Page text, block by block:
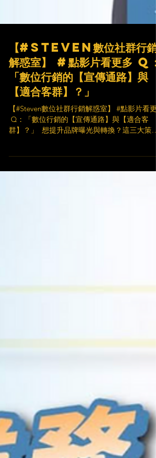
【#Steven數位社群行銷
解惑室】 #點影片看更多​ Q：
「數位行銷的【宣傳通路】與
【適合客群】？」​
【#Steven數位社群行銷解惑室】 #點影片看更
​ Q：「數位行銷的【宣傳通路】與【適合客
讓你精準佈局！ 讓你的行銷更精準、更有效！
就讓 Steven 為你解惑 🤘 ​ 想要擁有更多關於行